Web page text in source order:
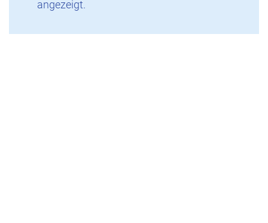
angezeigt.